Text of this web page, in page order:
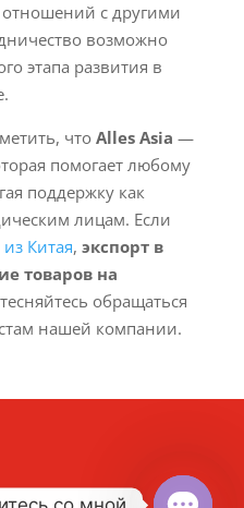
с другими
возможно
этапа развития в
что Alles Asia —
помогает любому
поддержку как
лицам. Если
из Китая, экспорт в
товаров на
обращаться
нашей компании.